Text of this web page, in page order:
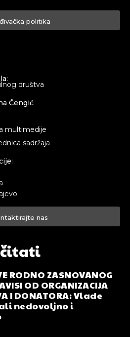
politika
društva
Čengić
multimedije
sadržaja
nas
RODNO ZASNOVANOG
OD ORGANIZACIJA
I DONATORA: Vlade
nedovoljno i